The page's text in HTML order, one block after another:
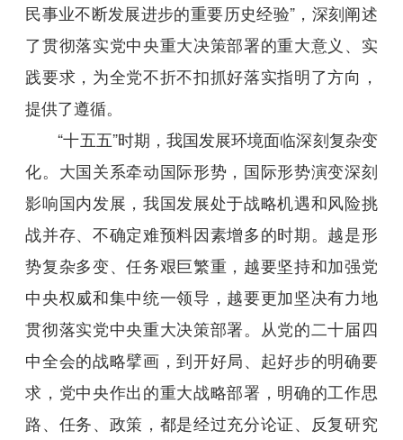
民事业不断发展进步的重要历史经验”，深刻阐述
了贯彻落实党中央重大决策部署的重大意义、实
践要求，为全党不折不扣抓好落实指明了方向，
提供了遵循。
“十五五”时期，我国发展环境面临深刻复杂变
化。大国关系牵动国际形势，国际形势演变深刻
影响国内发展，我国发展处于战略机遇和风险挑
战并存、不确定难预料因素增多的时期。越是形
势复杂多变、任务艰巨繁重，越要坚持和加强党
中央权威和集中统一领导，越要更加坚决有力地
贯彻落实党中央重大决策部署。从党的二十届四
中全会的战略擘画，到开好局、起好步的明确要
求，党中央作出的重大战略部署，明确的工作思
路、任务、政策，都是经过充分论证、反复研究